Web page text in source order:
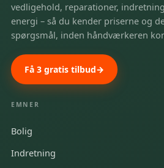
vedligehold, reparationer,
energi – så du kender priserne og
spørgsmål, inden håndværkeren
Få 3 gratis tilbud
EMNER
Bolig
Indretning